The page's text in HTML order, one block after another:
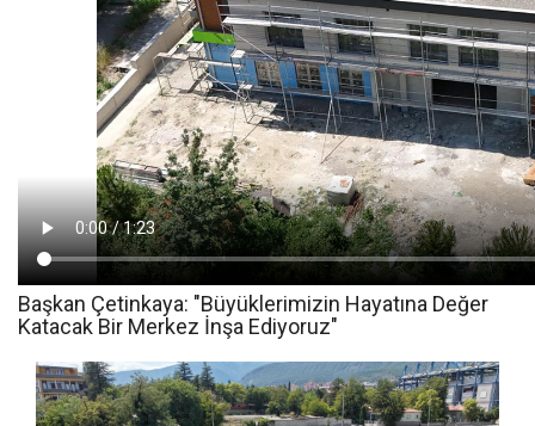
Başkan Çetinkaya: "Büyüklerimizin Hayatına Değer
Katacak Bir Merkez İnşa Ediyoruz"